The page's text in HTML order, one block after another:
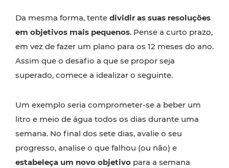
Da mesma forma, tente dividir as suas resoluções
em objetivos mais pequenos. Pense a curto prazo,
em vez de fazer um plano para os 12 meses do ano.
Assim que o desafio a que se propor seja
superado, comece a idealizar o seguinte.
Um exemplo seria comprometer-se a beber um
litro e meio de água todos os dias durante uma
semana. No final dos sete dias, avalie o seu
progresso, analise o que falhou (ou não) e
estabeleça um novo objetivo para a semana